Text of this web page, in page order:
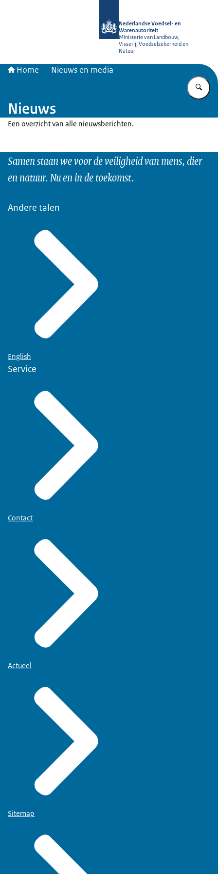
Nederlandse Voedsel- en
Warenautoriteit
Ministerie van Landbouw,
Visserij, Voedselzekerheid en
Natuur
Home Nieuws en media
Nieuws
Een overzicht van alle nieuwsberichten.
Samen staan we voor de veiligheid van mens, dier
en natuur. Nu en in de toekomst.
Andere talen
English
Service
Contact
Actueel
Sitemap